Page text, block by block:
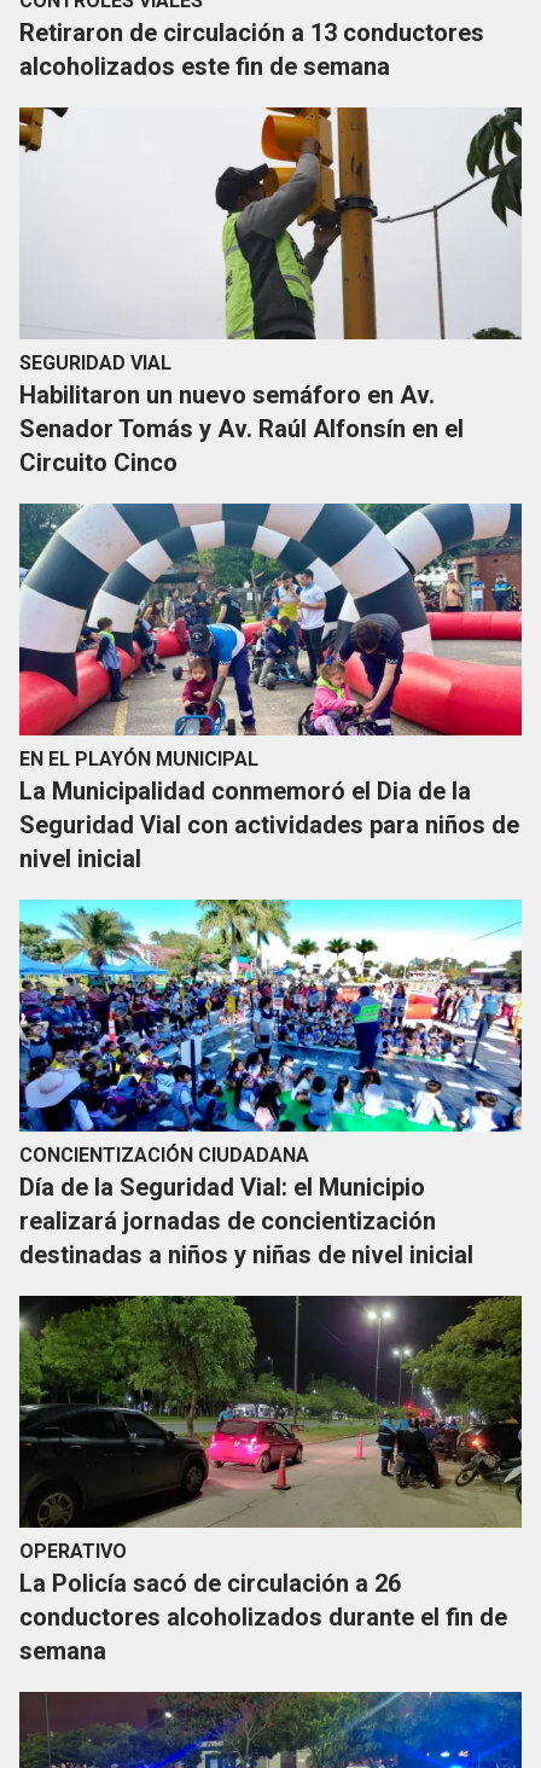
Retiraron de circulación a 13 conductores
alcoholizados este fin de semana
SEGURIDAD VIAL
Habilitaron un nuevo semáforo en Av.
Senador Tomás y Av. Raúl Alfonsín en el
Circuito Cinco
EN EL PLAYÓN MUNICIPAL
La Municipalidad conmemoró el Dia de la
Seguridad Vial con actividades para niños de
nivel inicial
CONCIENTIZACIÓN CIUDADANA
Día de la Seguridad Vial: el Municipio
realizará jornadas de concientización
destinadas a niños y niñas de nivel inicial
OPERATIVO
La Policía sacó de circulación a 26
conductores alcoholizados durante el fin de
semana